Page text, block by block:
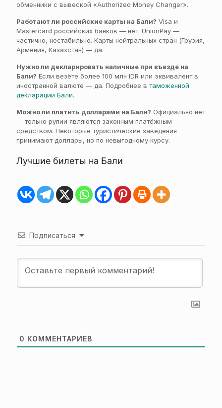
обменники с вывеской «Authorized Money Changer».
Работают ли российские карты на Бали? Visa и
Mastercard российских банков — нет. UnionPay —
частично, нестабильно. Карты нейтральных стран (Грузия,
Армения, Казахстан) — да.
Нужно ли декларировать наличные при въезде на
Бали? Если везёте более 100 млн IDR или эквивалент в
иностранной валюте — да. Подробнее в таможенной
декларации Бали.
Можно ли платить долларами на Бали? Официально нет
— только рупии являются законным платёжным
средством. Некоторые туристические заведения
принимают доллары, но по невыгодному курсу.
Лучшие билеты на Бали
Подписаться
0 КОММЕНТАРИЕВ